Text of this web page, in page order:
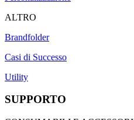
ALTRO
Brandfolder
Casi di Successo
Utility
SUPPORTO